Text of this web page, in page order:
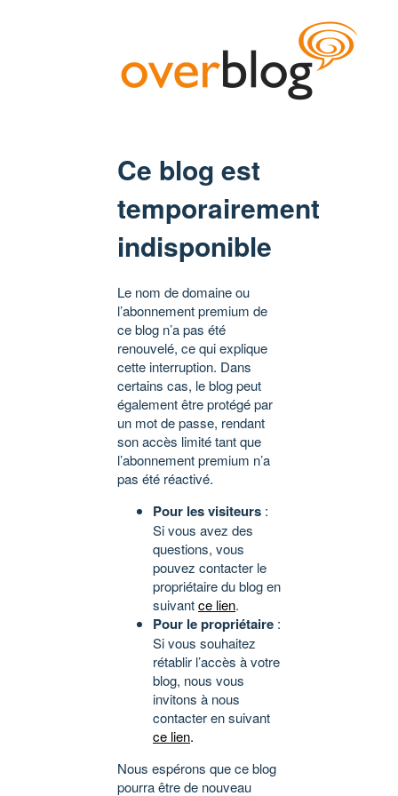
Ce blog est
temporairement
indisponible
Le nom de domaine ou
l’abonnement premium de
ce blog n’a pas été
renouvelé, ce qui explique
cette interruption. Dans
certains cas, le blog peut
également être protégé par
un mot de passe, rendant
son accès limité tant que
l’abonnement premium n’a
pas été réactivé.
Pour les visiteurs :
Si vous avez des
questions, vous
pouvez contacter le
propriétaire du blog en
suivantce lien.
Pour le propriétaire :
Si vous souhaitez
rétablir l’accès à votre
blog, nous vous
invitons à nous
contacter en suivant
ce lien.
Nous espérons que ce blog
pourra être de nouveau